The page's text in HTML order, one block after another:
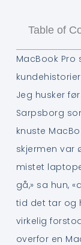
Table of
MacBook
Jeg husker
Sarpsborg
knuste
skjermen var
mistet
gå,» sa hun,
tid det tar og
virkelig
overfor en